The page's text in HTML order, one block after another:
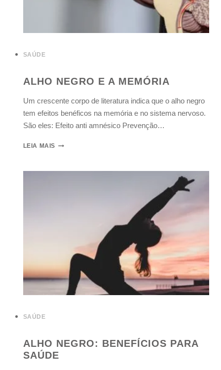
SAÚDE
ALHO NEGRO E A MEMÓRIA
Um crescente corpo de literatura indica que o alho negro
tem efeitos benéficos na memória e no sistema nervoso.
São eles: Efeito anti amnésico Prevenção…
LEIA MAIS
SAÚDE
ALHO NEGRO: BENEFÍCIOS PARA
SAÚDE